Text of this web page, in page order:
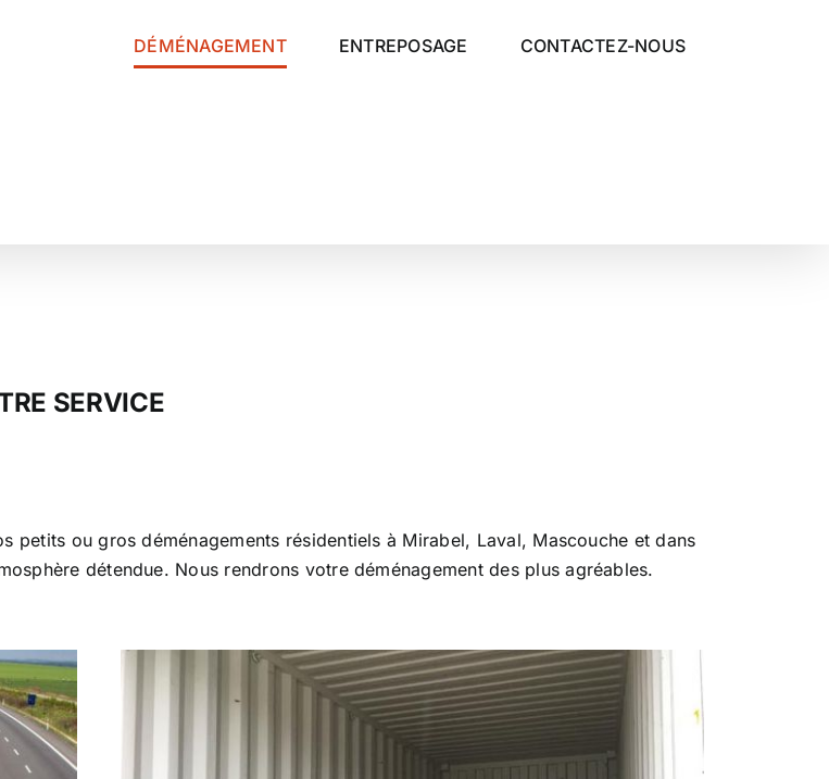
DÉMÉNAGEMENT ENTREPOSAGE CONTACTEZ-NOUS
SERVICE
petits ou gros déménagements résidentiels à Mirabel, Laval, Mascouche et dans
détendue. Nous rendrons votre déménagement des plus agréables.